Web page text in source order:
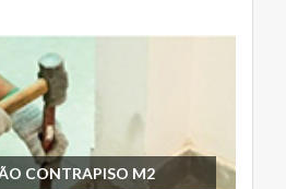
CONTRAPISO M2